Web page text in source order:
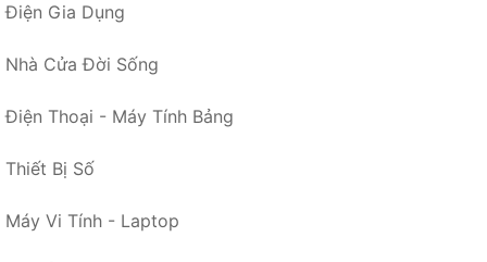
Điện Gia Dụng
Nhà Cửa Đời Sống
Điện Thoại - Máy Tính Bảng
Thiết Bị Số
Máy Vi Tính - Laptop